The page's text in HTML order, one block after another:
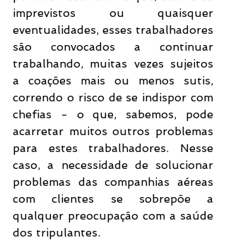
imprevistos ou quaisquer
eventualidades, esses trabalhadores
são convocados a continuar
trabalhando, muitas vezes sujeitos
a coações mais ou menos sutis,
correndo o risco de se indispor com
chefias - o que, sabemos, pode
acarretar muitos outros problemas
para estes trabalhadores. Nesse
caso, a necessidade de solucionar
problemas das companhias aéreas
com clientes se sobrepõe a
qualquer preocupação com a saúde
dos tripulantes.